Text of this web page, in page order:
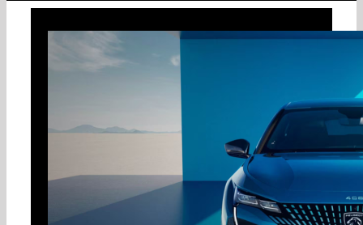
CONTATTACI PER UN
PREVENTIVO